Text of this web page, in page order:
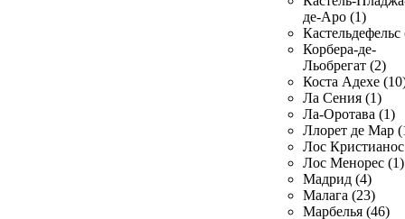
де-Аро (1)
Кастельдефельс
Корбера-де-
Льобрегат (2)
Коста Адехе
Ла Сения (1)
Ла-Оротава (1)
Ллорет де Мар
Лос
Лос Менорес (1)
Мадрид (4)
Малага (23)
Марбелья (46)